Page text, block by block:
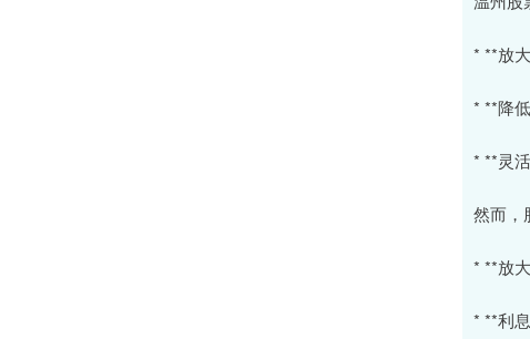
* **放
* **降
* **灵
然而，
* **放
* **利